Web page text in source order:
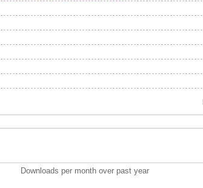
Downloads per month over past year